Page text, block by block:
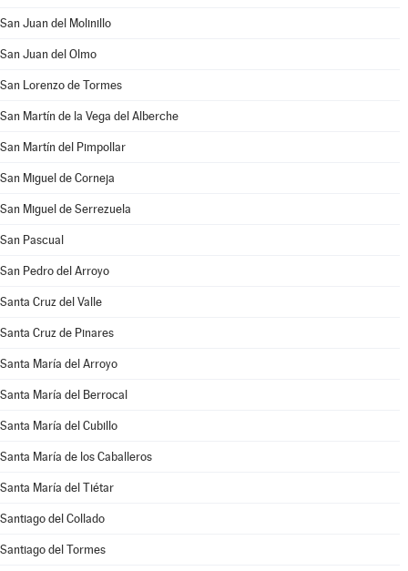
San Juan del Molinillo
San Juan del Olmo
San Lorenzo de Tormes
San Martín de la Vega del Alberche
San Martín del Pimpollar
San Miguel de Corneja
San Miguel de Serrezuela
San Pascual
San Pedro del Arroyo
Santa Cruz del Valle
Santa Cruz de Pinares
Santa María del Arroyo
Santa María del Berrocal
Santa María del Cubillo
Santa María de los Caballeros
Santa María del Tiétar
Santiago del Collado
Santiago del Tormes